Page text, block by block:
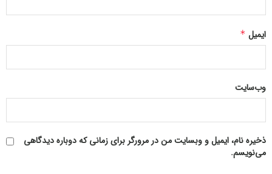
ایمیل*
وب‌سایت
ذخیره نام، ایمیل و وبسایت من در مرورگر برای زمانی که دوباره دیدگاهی
می‌نویسم.